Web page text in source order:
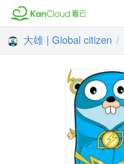
大雄 | Global citizen /